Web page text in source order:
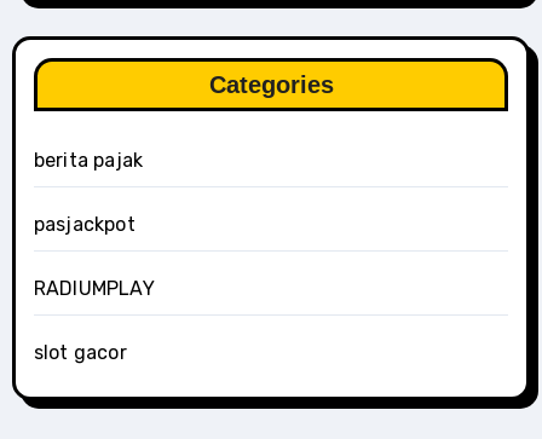
Categories
berita pajak
pasjackpot
RADIUMPLAY
slot gacor